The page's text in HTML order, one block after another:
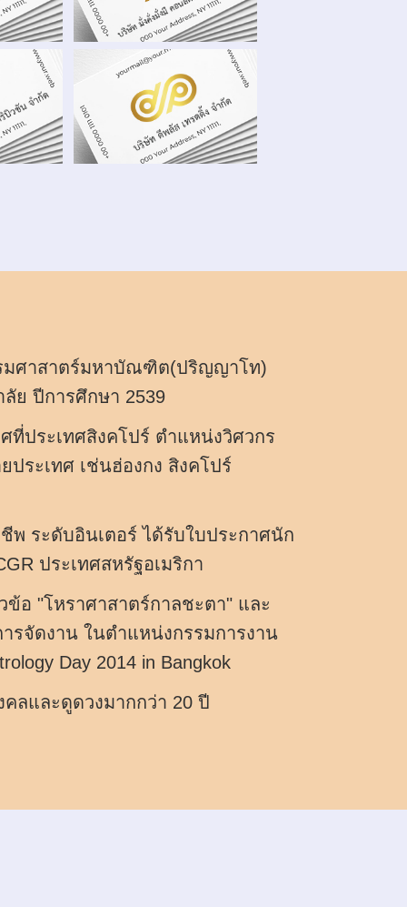
มศาสาตร์มหาบัณฑิต(ปริญญาโท)
ย ปีการศึกษา 2539
ที่ประเทศสิงคโปร์ ตำแหน่งวิศวกร
ประเทศ เช่นฮ่องกง สิงคโปร์
พ ระดับอินเตอร์ ได้รับใบประกาศนัก
ประเทศสหรัฐอเมริกา
ข้อ "โหราศาสาตร์กาลชะตา" และ
รจัดงาน ในตำแหน่งกรรมการงาน
Day 2014 in Bangkok
ลและดูดวงมากกว่า 20 ปี